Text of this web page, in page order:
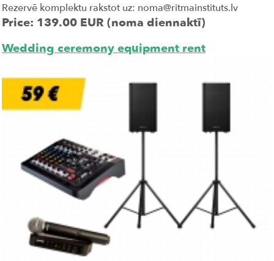
Rezervē komplektu rakstot uz: noma@ritmainstituts.lv
Price: 139.00 EUR (noma diennaktī)
Wedding ceremony equipment rent